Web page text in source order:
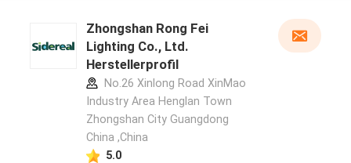
Zhongshan Rong Fei
Lighting Co., Ltd.
Herstellerprofil
No.26 Xinlong Road XinMao
Industry Area Henglan Town
Zhongshan City Guangdong
China ,China
5.0